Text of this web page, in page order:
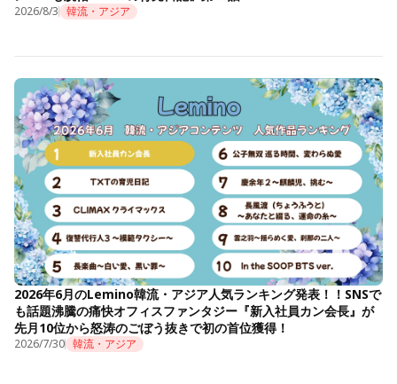
2026/8/3 韓流・アジア
2026年6月のLemino韓流・アジア人気ランキング発表！！SNSで
も話題沸騰の痛快オフィスファンタジー『新入社員カン会長』が
先月10位から怒涛のごぼう抜きで初の首位獲得！
2026/7/30 韓流・アジア